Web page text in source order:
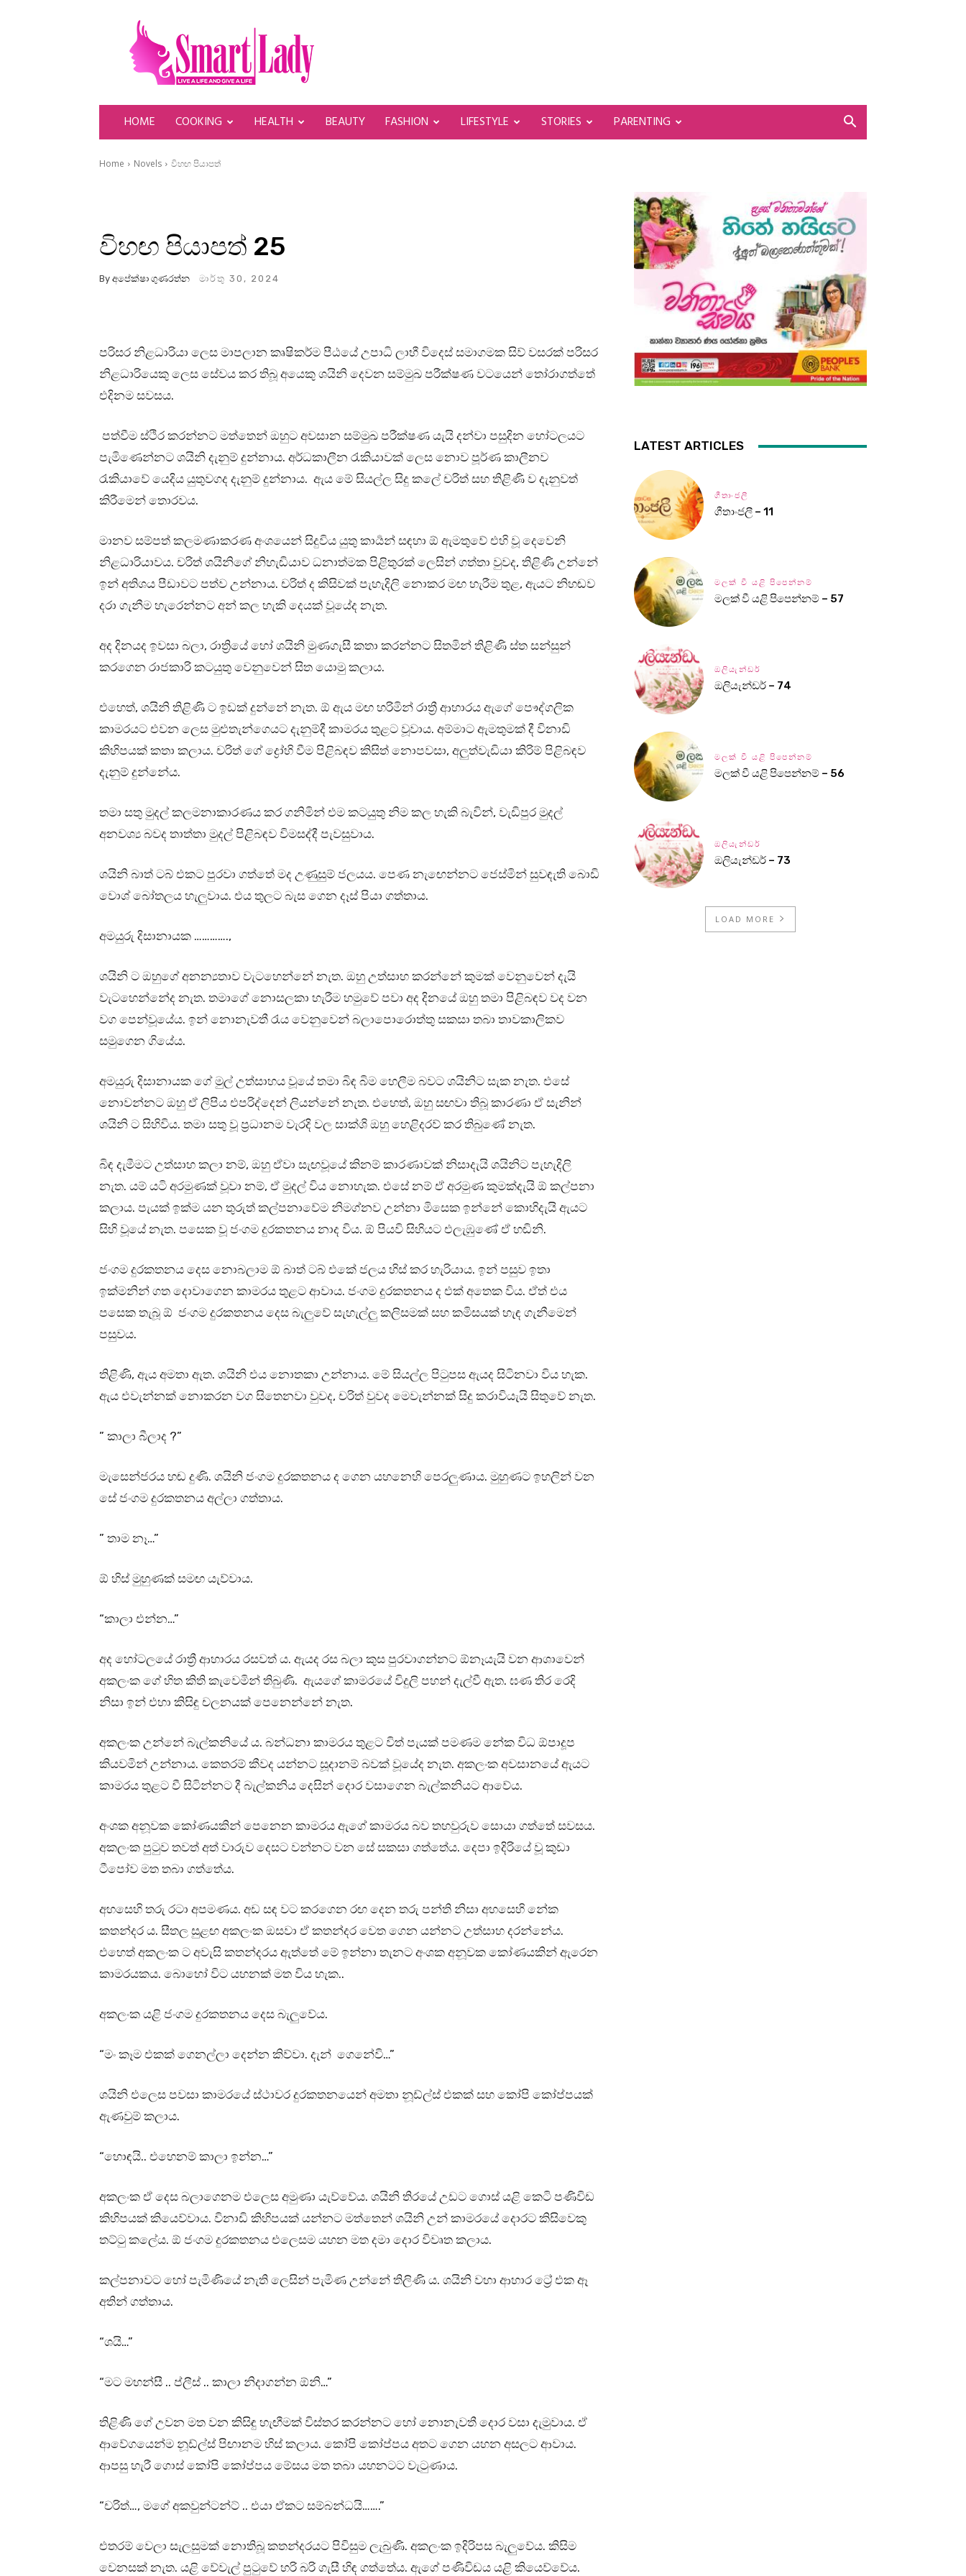
SmartLady
HOME COOKING HEALTH BEAUTY FASHION LIFESTYLE STORIES PARENTING
Home Novels විහඟ පියාපත්
විහඟ පියාපත් 25
By අපේක්ෂා ගුණරත්න මාර්තු 30, 2024
පරිසර නිළධාරියා ලෙස මාපලාන කෘෂිකර්ම පීඨයේ උපාධි ලාභී විදෙස් සමාගමක සිව් වසරක් පරිසර
නිළධාරියෙකු ලෙස සේවය කර තිබූ අයෙකු ශයිනි දෙවන සම්මුඛ පරීක්ෂණ වටයෙන් තෝරාගත්තේ
එදිනම සවසය.
පත්වීම ස්ථිර කරන්නට මත්තෙන් ඔහුට අවසාන සම්මුඛ පරීක්ෂණ යැයි දන්වා පසුදින හෝටලයට
පැමිණෙන්නට ශයිනි දැනුම් දුන්නාය. අර්ධකාලීන රැකියාවක් ලෙස නොව පූර්ණ කාලීනව
රැකියාවේ යෙදිය යුතුවගද දැනුම් දුන්නාය. ඇය මේ සියල්ල සිදු කලේ චරිත් සහ තිළිණි ව දැනුවත්
කිරීමෙන් තොරවය.
මානව සම්පත් කලමණාකරණ අංශයෙන් සිදුවිය යුතු කාර්‍යන් සඳහා ඕ ඇමතුවේ එහි වූ දෙවෙනි
නිළධාරියාවය. චරිත් ශයිනිගේ නිහැඬියාව ධනාත්මක පිළිතුරක් ලෙසින් ගත්තා වුවද, තිළිණි උන්නේ
ඉන් අතිශය පීඩාවට පත්ව උන්නාය. චරිත් ද කිසිවක් පැහැදිලි නොකර මඟ හැරීම තුළ, ඇයට නිහඬව
දරා ගැනීම හැරෙන්නට අන් කල හැකි දෙයක් වූයේද නැත.
අද දිනයද ඉවසා බලා, රාත්‍රියේ හෝ ශයිනි මුණගැසී කතා කරන්නට සිතමින් තිළිණි ස්ත සන්සුන්
කරගෙන රාජකාරි කටයුතු වෙනුවෙන් සිත යොමු කලාය.
එහෙත්, ශයිනි තිළිණි ට ඉඩක් දුන්නේ නැත. ඕ ඇය මඟ හරිමින් රාත්‍රී ආහාරය ඇගේ පෞද්ගලික
කාමරයට එවන ලෙස මුළුතැන්ගෙයට දැනුම්දී කාමරය තුළට වූවාය. අම්මාට ඇමතුමක් දී විනාඩි
කිහිපයක් කතා කලාය. චරිත් ගේ ද්‍රෝහි වීම පිළිබඳව කිසිත් නොපවසා, අලුත්වැඩියා කිරිම් පිළිබඳව
දැනුම් දුන්නේය.
තමා සතු මුදල් කලමනාකාරණය කර ගනිමින් එම කටයුතු නිම කල හැකි බැවින්, වැඩිපුර මුදල්
අනවශ්‍ය බවද තාත්තා මුදල් පිළිබඳව විමසද්දී පැවසුවාය.
ශයිනි බාත් ටබ් එකට පුරවා ගත්තේ මද උණුසුම් ජලයය. පෙණ නැඟෙන්නට ජෙස්මින් සුවඳැති බොඩි
වොශ් බෝතලය හැලුවාය. එය තුලට බැස ගෙන දෑස් පියා ගත්තාය.
අමයුරු දිසානායක ………….,
ශයිනි ට ඔහුගේ අනන්‍යතාව වැටහෙන්නේ නැත. ඔහු උත්සාහ කරන්නේ කුමක් වෙනුවෙන් දැයි
වැටහෙන්නේද නැත. තමාගේ නොසලකා හැරීම හමුවේ පවා අද දිනයේ ඔහු තමා පිළිබඳව වද වන
වග පෙන්වූයේය. ඉන් නොනැවතී රැය වෙනුවෙන් බලාපොරොත්තු සකසා තබා තාවකාලිකව
සමුගෙන ගියේය.
අමයුරු දිසානායක ගේ මුල් උත්සාහය වූයේ තමා බිඳ බිම හෙලීම බවට ශයිනිට සැක නැත. එසේ
නොවන්නට ඔහු ඒ ලිපිය එපරිද්දෙන් ලියන්නේ නැත. එහෙත්, ඔහු සඟවා තිබූ කාරණා ඒ සැනින්
ශයිනි ට සිහිවිය. තමා සතු වූ ප්‍රධානම වැරදි වල සාක්ශි ඔහු හෙළිදරව් කර තිබුණේ නැත.
බිඳ දැමීමට උත්සාහ කලා නම්, ඔහු ඒවා සැඟවූයේ කිනම් කාරණාවක් නිසාදැයි ශයිනිට පැහැදිලි
නැත. යම් යටි අරමුණක් වූවා නම්, ඒ මුදල් විය නොහැක. එසේ නම් ඒ අරමුණ කුමක්දැයි ඕ කල්පනා
කලාය. පැයක් ඉක්ම යන තුරුත් කල්පනාවේම නිමග්නව උන්නා මිසෙක ඉන්නේ කොහිදැයි ඇයට
සිහි වූයේ නැත. පසෙක වූ ජංගම දුරකතනය නාද විය. ඕ පියවි සිහියට එලැඹුණේ ඒ හඬිනි.
ජංගම දුරකතනය දෙස නොබලාම ඕ බාත් ටබ් එකේ ජලය හිස් කර හැරියාය. ඉන් පසුව ඉතා
ඉක්මනින් ගත දොවාගෙන කාමරය තුළට ආවාය. ජංගම දුරකතනය ද එක් අතෙක විය. ඒත් එය
පසෙක තැබූ ඕ ජංගම දුරකතනය දෙස බැලුවේ සැහැල්ලු කලිසමක් සහ කමිසයක් හැඳ ගැනීමෙන්
පසුවය.
තිළිණි, ඇය අමතා ඇත. ශයිනි එය නොතකා උන්නාය. මේ සියල්ල පිටුපස ඇයද සිටිනවා විය හැක.
ඇය එවැන්නක් නොකරන වග සිතෙනවා වුවද, චරිත් වුවද මෙවැන්නක් සිදු කරාවියැයි සිතුවේ නැත.
” කාලා බීලාද ?”
මැසෙන්ජරය හඬ දුණි. ශයිනි ජංගම දුරකතනය ද ගෙන යහනෙහි පෙරලුණාය. මුහුණට ඉහලින් වන
සේ ජංගම දුරකතනය අල්ලා ගත්තාය.
” තාම නෑ…”
ඕ හිස් මුහුණක් සමඟ යැව්වාය.
“කාලා එන්න…”
අද හෝටලයේ රාත්‍රී ආහාරය රසවත් ය. ඇයද රස බලා කුස පුරවාගන්නට ඕනෑයැයි වන ආශාවෙන්
අකලංක ගේ හිත කිති කැවෙමින් තිබුණි. ඇයගේ කාමරයේ විදුලි පහන් දැල්වී ඇත. ඝණ තිර රෙදි
නිසා ඉන් එහා කිසිඳු චලනයක් පෙනෙන්නේ නැත.
අකලංක උන්නේ බැල්කනියේ ය. බන්ධනා කාමරය තුළට විත් පැයක් පමණම නේක විධ ඕපාදූප
කියවමින් උන්නාය. කෙතරම් කීවද යන්නට සූදානම් බවක් වූයේද නැත. අකලංක අවසානයේ ඇයට
කාමරය තුළට වී සිටින්නට දී බැල්කනිය දෙසින් දොර වසාගෙන බැල්කනියට ආවේය.
අංශක අනූවක කෝණයකින් පෙනෙන කාමරය ඇගේ කාමරය බව තහවුරුව සොයා ගත්තේ සවසය.
අකලංක පුටුව තවත් අත් වාරුව දෙසට වන්නට වන සේ සකසා ගත්තේය. දෙපා ඉදිරියේ වූ කුඩා
ටීපෝව මත තබා ගත්තේය.
අහසෙහි තරු රටා අපමණය. අඩ සඳ වට කරගෙන රඟ දෙන තරු පන්ති නිසා අහසෙහි නේක
කතන්දර ය. සීතල සුළඟ අකලංක ඔසවා ඒ කතන්දර වෙත ගෙන යන්නට උත්සාහ දරන්නේය.
එහෙත් අකලංක ට අවැසි කතන්දරය ඇත්තේ මේ ඉන්නා තැනට අංශක අනූවක කෝණයකින් ඇරෙන
කාමරයකය. බොහෝ විට යහනක් මත විය හැක..
අකලංක යළි ජංගම දුරකතනය දෙස බැලුවේය.
“මං කෑම එකක් ගෙනල්ලා දෙන්න කිව්වා. දැන් ගෙනේවි…”
ශයිනි එලෙස පවසා කාමරයේ ස්ථාවර දුරකතනයෙන් අමතා නූඩ්ල්ස් එකක් සහ කෝපි කෝප්පයක්
ඇණවුම් කලාය.
“හොඳයි.. එහෙනම් කාලා ඉන්න…”
අකලංක ඒ දෙස බලාගෙනම එලෙස අමුණා යැව්වේය. ශයිනි තිරයේ උඩට ගොස් යළි කෙටි පණිවිඩ
කිහිපයක් කියෙව්වාය. විනාඩි කිහිපයක් යන්නට මත්තෙන් ශයිනි උන් කාමරයේ දොරට කිසිවෙකු
තට්ටු කලේය. ඕ ජංගම දුරකතනය එලෙසම යහන මත දමා දොර විවෘත කලාය.
කල්පනාවට හෝ පැමිණියේ නැති ලෙසින් පැමිණ උන්නේ තිලිණි ය. ශයිනි වහා ආහාර ට්‍රේ එක ඈ
අතින් ගත්තාය.
“ශයි…”
“මට මහන්සී .. ප්ලීස් .. කාලා නිදාගන්න ඕනි…”
තිළිණි ගේ උවන මත වන කිසිඳු හැඟීමක් විස්තර කරන්නට හෝ නොනැවතී දොර වසා දැමුවාය. ඒ
ආවේගයෙන්ම නූඩ්ල්ස් පිඟානම හිස් කලාය. කෝපි කෝප්පය අතට ගෙන යහන අසලට ආවාය.
ආපසු හැරී ගොස් කෝපි කෝප්පය මේසය මත තබා යහනටට වැටුණාය.
“චරිත්…, මගේ අකවුන්ටන්ට් .. එයා ඒකට සම්බන්ධයි…….”
එතරම් වෙලා සැලසුමක් නොතිබූ කතන්දරයට පිවිසුම ලැබුණි. අකලංක ඉදිරිපස බැලුවේය. කිසිම
වෙනසක් නැත. යළි වේවැල් පුටුවේ හරි බරි ගැසී හිඳ ගත්තේය. ඇගේ පණිවිඩය යළි කියෙව්වේය.
LATEST ARTICLES
ගීතාංජලී
ගීතාංජලී – 11
මලක් වී යළි පිපෙන්නම්
මලක් වී යළි පිපෙන්නම් – 57
ඔලියැන්ඩර්
ඔලියැන්ඩර් – 74
මලක් වී යළි පිපෙන්නම්
මලක් වී යළි පිපෙන්නම් – 56
ඔලියැන්ඩර්
ඔලියැන්ඩර් – 73
LOAD MORE